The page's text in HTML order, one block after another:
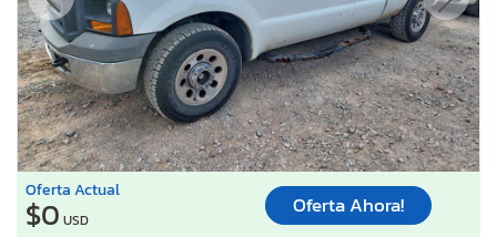
Oferta Actual
$0 USD
Oferta Ahora!